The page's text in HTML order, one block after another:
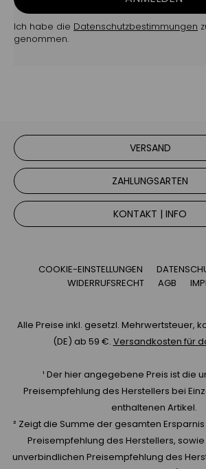
Ich habe die Datenschutzbestimmungen
genommen.
VERSAND
ZAHLUNGSARTEN
KONTAKT | INFO
COOKIE-EINSTELLUNGEN
WIDERRUFSRECHT
AGB
Alle Preise inkl. gesetzl. Mehrwertsteuer,
(DE) ab 59 €. Versandkosten für
¹ Der hier angegebene Preis ist die
Preisempfehlung des Herstellers bei
enthaltenen Artikel.
² Zeigt die Summe der gesamten
Preisempfehlung des Herstellers,
unverbindlichen Preisempfehlung des